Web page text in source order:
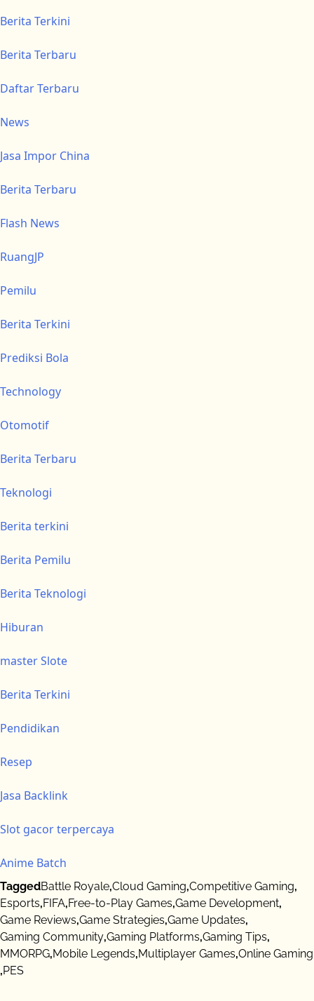
Berita Terkini
Berita Terbaru
Daftar Terbaru
News
Jasa Impor China
Berita Terbaru
Flash News
RuangJP
Pemilu
Berita Terkini
Prediksi Bola
Technology
Otomotif
Berita Terbaru
Teknologi
Berita terkini
Berita Pemilu
Berita Teknologi
Hiburan
master Slote
Berita Terkini
Pendidikan
Resep
Jasa Backlink
Slot gacor terpercaya
Anime Batch
TaggedBattle Royale,Cloud Gaming,Competitive Gaming,
Esports,FIFA,Free-to-Play Games,Game Development,
Game Reviews,Game Strategies,Game Updates,
Gaming Community,Gaming Platforms,Gaming Tips,
MMORPG,Mobile Legends,Multiplayer Games,Online Gaming
,PES